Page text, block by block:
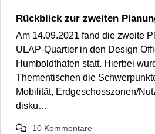
Rückblick zur zweiten
Am 14.09.2021 fand die zweite
ULAP-Quartier in den Design
Humboldthafen statt. Hierbei
Thementischen die
Mobilität, Erdgeschosszonen/
disku…
10 Kommentare